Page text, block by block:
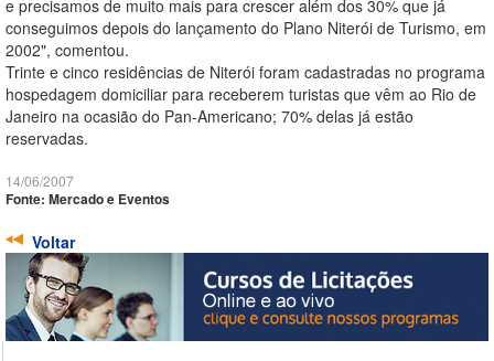
e precisamos de muito mais para crescer além dos 30% que já
conseguimos depois do lançamento do Plano Niterói de Turismo, em
2002", comentou.
Trinte e cinco residências de Niterói foram cadastradas no programa
hospedagem domiciliar para receberem turistas que vêm ao Rio de
Janeiro na ocasião do Pan-Americano; 70% delas já estão
reservadas.
14/06/2007
Fonte: Mercado e Eventos
Voltar